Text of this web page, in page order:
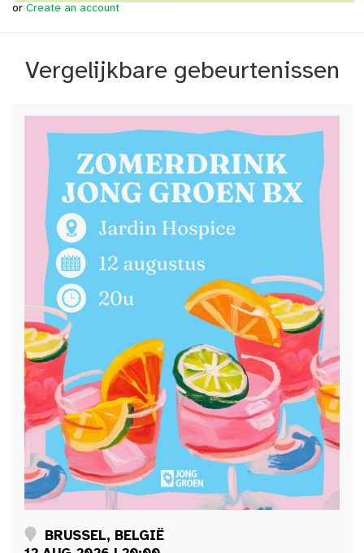
or Create an account
Vergelijkbare gebeurtenissen
BRUSSEL, BELGIË